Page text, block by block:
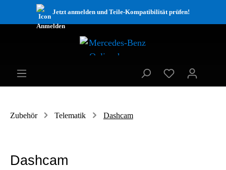
Jetzt anmelden und Teile-Kompatibilität prüfen!
Zubehör Telematik Dashcam
Dashcam